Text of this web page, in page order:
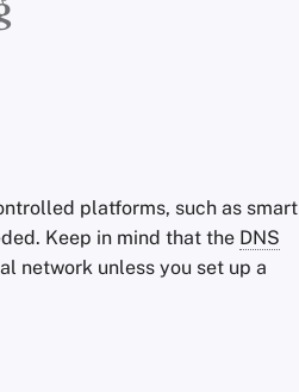
platforms, such as smart
Keep in mind that the DNS
network unless you set up a